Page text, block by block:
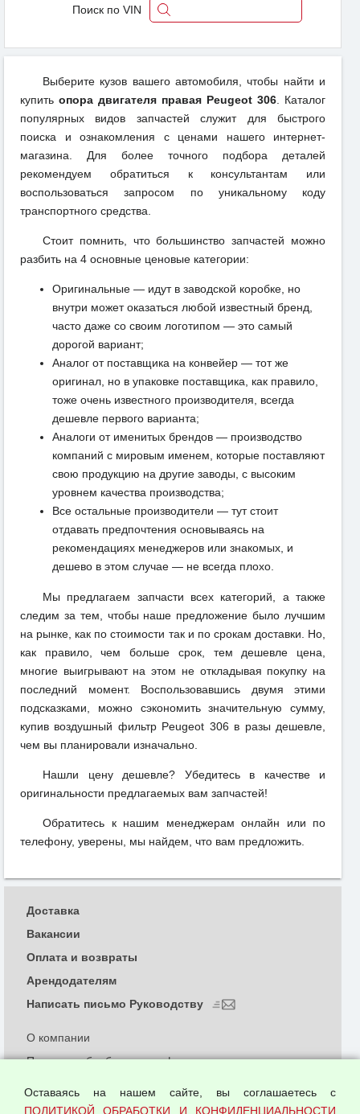
Поиск по VIN
Выберите кузов вашего автомобиля, чтобы найти и
купить опора двигателя правая Peugeot 306. Каталог
популярных видов запчастей служит для быстрого
поиска и ознакомления с ценами нашего интернет-
магазина. Для более точного подбора деталей
рекомендуем обратиться к консультантам или
воспользоваться запросом по уникальному коду
транспортного средства.
Стоит помнить, что большинство запчастей можно
разбить на 4 основные ценовые категории:
Оригинальные — идут в заводской коробке, но
внутри может оказаться любой известный бренд,
часто даже со своим логотипом — это самый
дорогой вариант;
Аналог от поставщика на конвейер — тот же
оригинал, но в упаковке поставщика, как правило,
тоже очень известного производителя, всегда
дешевле первого варианта;
Аналоги от именитых брендов — производство
компаний с мировым именем, которые поставляют
свою продукцию на другие заводы, с высоким
уровнем качества производства;
Все остальные производители — тут стоит
отдавать предпочтения основываясь на
рекомендациях менеджеров или знакомых, и
дешево в этом случае — не всегда плохо.
Мы предлагаем запчасти всех категорий, а также
следим за тем, чтобы наше предложение было лучшим
на рынке, как по стоимости так и по срокам доставки. Но,
как правило, чем больше срок, тем дешевле цена,
многие выигрывают на этом не откладывая покупку на
последний момент. Воспользовавшись двумя этими
подсказками, можно сэкономить значительную сумму,
купив воздушный фильтр Peugeot 306 в разы дешевле,
чем вы планировали изначально.
Нашли цену дешевле? Убедитесь в качестве и
оригинальности предлагаемых вам запчастей!
Обратитесь к нашим менеджерам онлайн или по
телефону, уверены, мы найдем, что вам предложить.
О компании
Политика обработки и конфиденциальности
Согласием на обработку персональных данных
Доставка
Вакансии
Оплата и возвраты
Арендодателям
Написать письмо Руководству
Оставаясь на нашем сайте, вы соглашаетесь с
ПОЛИТИКОЙ ОБРАБОТКИ И КОНФИДЕНЦИАЛЬНОСТИ